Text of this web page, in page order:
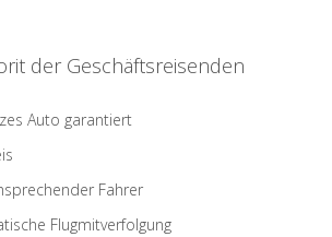
der Geschäftsreisenden
Auto garantiert
Fahrer
Flugmitverfolgung